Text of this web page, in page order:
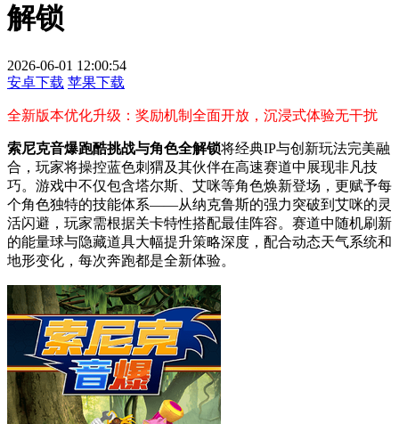
解锁
2026-06-01 12:00:54
安卓下载 苹果下载
全新版本优化升级：奖励机制全面开放，沉浸式体验无干扰
索尼克音爆跑酷挑战与角色全解锁将经典IP与创新玩法完美融
合，玩家将操控蓝色刺猬及其伙伴在高速赛道中展现非凡技
巧。游戏中不仅包含塔尔斯、艾咪等角色焕新登场，更赋予每
个角色独特的技能体系——从纳克鲁斯的强力突破到艾咪的灵
活闪避，玩家需根据关卡特性搭配最佳阵容。赛道中随机刷新
的能量球与隐藏道具大幅提升策略深度，配合动态天气系统和
地形变化，每次奔跑都是全新体验。